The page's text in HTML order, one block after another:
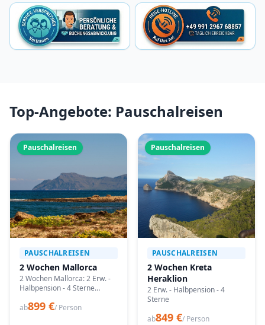
Top-Angebote: Pauschalreisen
Pauschalreisen
PAUSCHALREISEN
2 Wochen Mallorca
2 Wochen Mallorca: 2 Erw. -
Halbpension - 4 Sterne
passende Termine prüfen
ab899 €/ Person
Pauschalreisen
PAUSCHALREISEN
2 Wochen Kreta
Heraklion
2 Erw. - Halbpension - 4
Sterne
ab849 €/ Person